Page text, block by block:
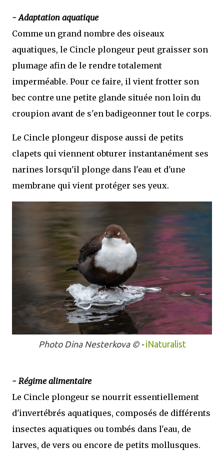
- Adaptation aquatique
Comme un grand nombre des oiseaux
aquatiques, le Cincle plongeur peut graisser son
plumage afin de le rendre totalement
imperméable. Pour ce faire, il vient frotter son
bec contre une petite glande située non loin du
croupion avant de s'en badigeonner tout le corps.
Le Cincle plongeur dispose aussi de petits
clapets qui viennent obturer instantanément ses
narines lorsqu'il plonge dans l'eau et d'une
membrane qui vient protéger ses yeux.
Photo Dina Nesterkova© -iNaturalist
- Régime alimentaire
Le Cincle plongeur se nourrit essentiellement
d'invertébrés aquatiques, composés de différents
insectes aquatiques ou tombés dans l'eau, de
larves, de vers ou encore de petits mollusques.